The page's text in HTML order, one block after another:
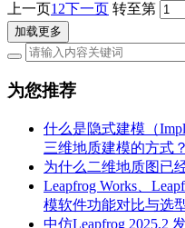
上一页1 2下一页 转至第
加载更多
为您推荐
什么是隐式建模（
三维地质建模的方式？
为什么二维地质图已
Leapfrog Works、
模软件功能对比与选
中仿Leapfrog 2025.2